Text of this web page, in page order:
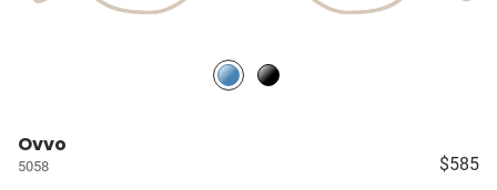
Ovvo
5058 $585